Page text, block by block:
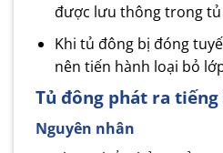
được lưu thông trong tủ
Khi tủ đông bị đóng
nên tiến hành loại bỏ
Tủ đông phát ra
Nguyên nhân